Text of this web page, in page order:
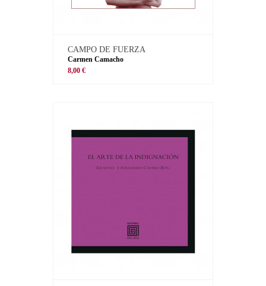
CAMPO DE FUERZA
Carmen Camacho
8,00 €